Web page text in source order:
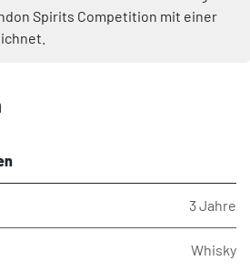
Spirits Competition mit einer
3 Jahre
Whisky